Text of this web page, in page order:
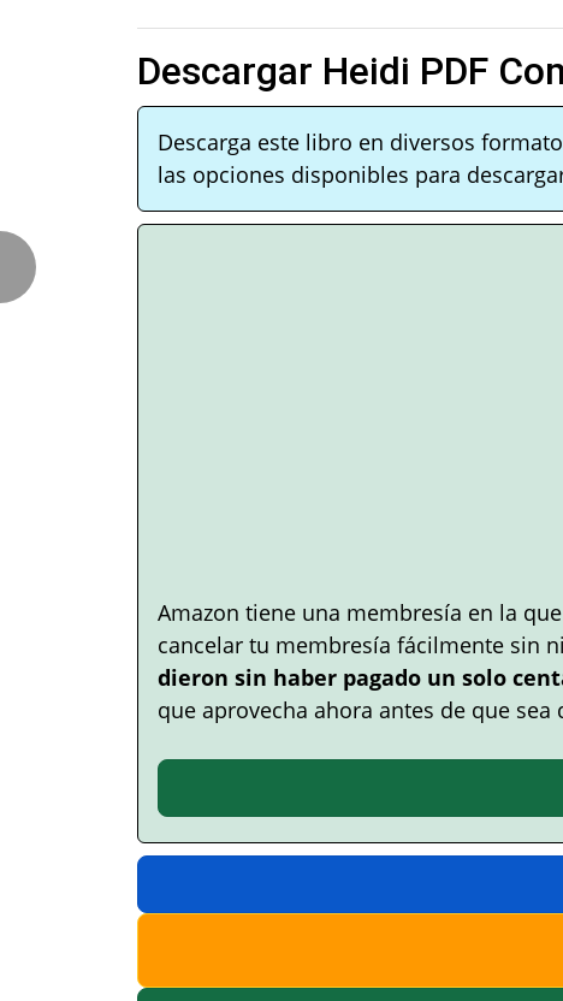
Descargar Heidi PDF
Descarga este libro en diversos
las opciones disponibles para
Amazon tiene una membresía en la
cancelar tu membresía fácilmente sin
dieron sin haber pagado un solo
que aprovecha ahora antes de que sea